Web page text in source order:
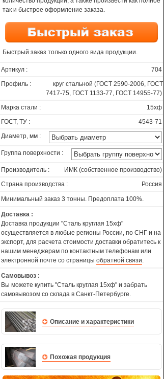
так и быстрое оформление заказа.
Быстрый заказ только одного вида продукции.
Артикул :
704
Профиль :
круг стальной (ГОСТ 2590-2006, ГОСТ
7417-75, ГОСТ 1133-77, ГОСТ 14955-77)
Марка стали :
15хф
ГОСТ, ТУ :
4543-71
Диаметр, мм :
Группа поверхности :
Производитель :
ИМК (собственное производство)
Страна производства :
Россия
Минимальный заказ 3 тонны. Предоплата 100%.
Доставка :
Доставка продукции "Сталь круглая 15хф"
осуществляется в любые регионы России, по СНГ и на
экспорт, для расчета стоимости доставки обратитесь к
нашим менеджерам по контактным телефонам или
электронной почте со страницы обратной связи.
Самовывоз :
Вы можете купить "Сталь круглая 15хф" и забрать
самовывозом со склада в Санкт-Петербурге.
Описание и характеристики
Похожая продукция